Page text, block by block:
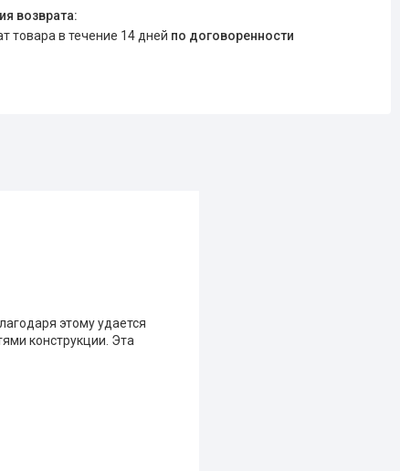
товара в течение 14 дней по договоренности
этому удается
конструкции. Эта